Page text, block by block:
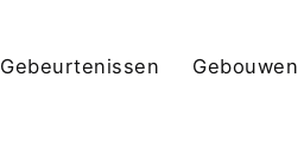
Gebeurtenissen Gebouwen